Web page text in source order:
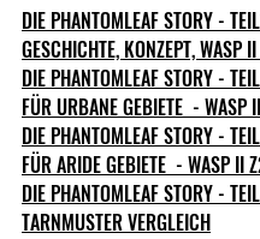
DIE PHANTOMLEAF STORY -
GESCHICHTE, KONZEPT, WASP
DIE PHANTOMLEAF STORY -
FÜR URBANE GEBIETE  - WASP
DIE PHANTOMLEAF STORY -
FÜR ARIDE GEBIETE  - WASP II
DIE PHANTOMLEAF STORY -
TARNMUSTER VERGLEICH